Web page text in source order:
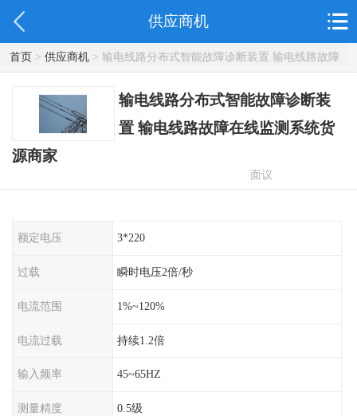
供应商机
首页> 供应商机> 输电线路分布式智能故障诊断装置 输电线路故障
在线监测系统货源商家
输电线路分布式智能故障诊断装
置 输电线路故障在线监测系统货
源商家
面议
额定电压 3*220
过载 瞬时电压2倍/秒
电流范围 1%~120%
电流过载 持续1.2倍
输入频率 45~65HZ
测量精度 0.5级